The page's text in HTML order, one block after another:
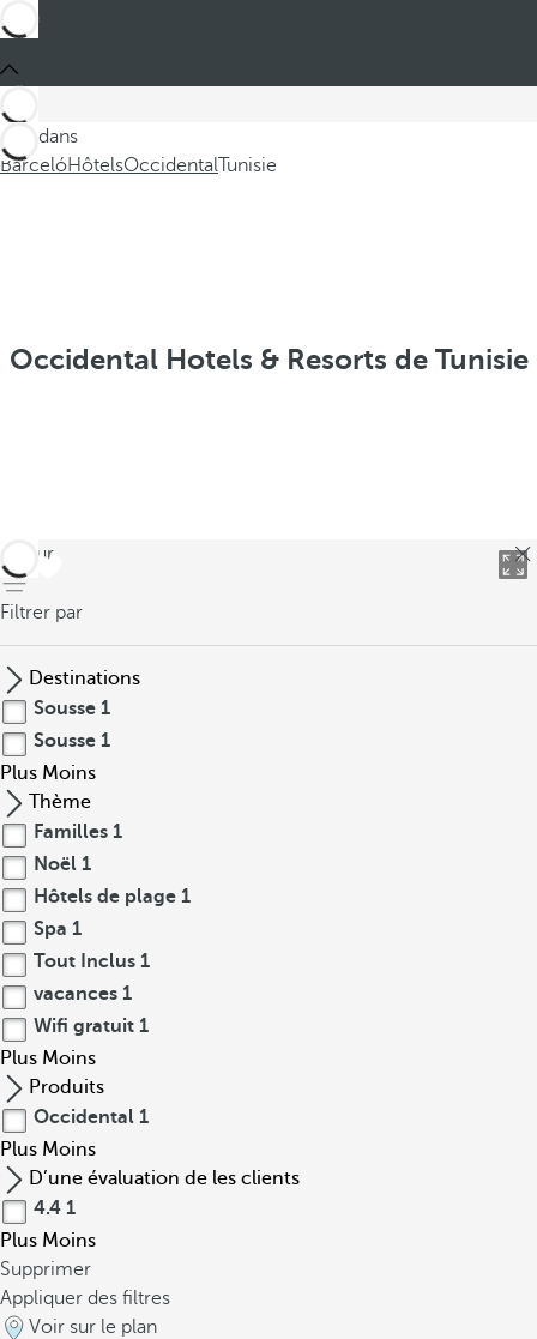
Ces dans
BarcelóHôtelsOccidentalTunisie
Occidental Hotels & Resorts de Tunisie
retour
Filtrer par
Destinations
Sousse 1
Sousse 1
Plus Moins
Thème
Familles 1
Noël 1
Hôtels de plage 1
Spa 1
Tout Inclus 1
vacances 1
Wifi gratuit 1
Plus Moins
Produits
Occidental 1
Plus Moins
D’une évaluation de les clients
4.4 1
Plus Moins
Supprimer
Appliquer des filtres
Voir sur le plan